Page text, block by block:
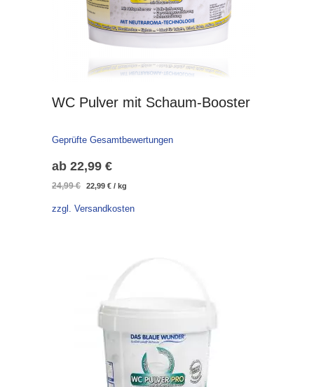
WC Pulver mit Schaum-Booster
Geprüfte Gesamtbewertungen
ab 22,99 €
24,99€
Ursprünglicher
war:
22,99 €Aktueller
ist:
/ kg
zzgl. Versandkosten